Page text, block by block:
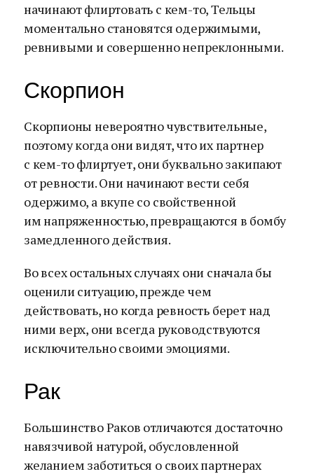
начинают флиртовать с кем-то, Тельцы
моментально становятся одержимыми,
ревнивыми и совершенно непреклонными.
Скорпион
Скорпионы невероятно чувствительные,
поэтому когда они видят, что их партнер
с кем-то флиртует, они буквально закипают
от ревности. Они начинают вести себя
одержимо, а вкупе со свойственной
им напряженностью, превращаются в бомбу
замедленного действия.
Во всех остальных случаях они сначала бы
оценили ситуацию, прежде чем
действовать, но когда ревность берет над
ними верх, они всегда руководствуются
исключительно своими эмоциями.
Рак
Большинство Раков отличаются достаточно
навязчивой натурой, обусловленной
желанием заботиться о своих партнерах